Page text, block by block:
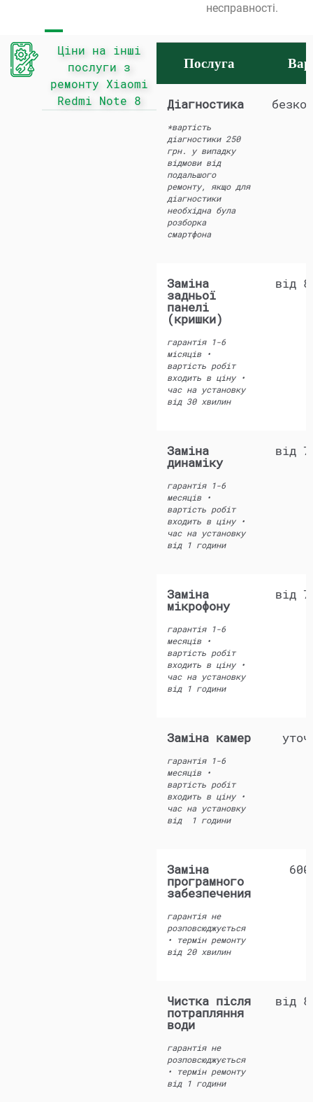
несправності.
Ціни на інші
послуги з
ремонту Xiaomi
Redmi Note 8
Послуга
Діагностика
*вартість
діагностики 250
грн. у випадку
відмови від
подальшого
ремонту, якщо для
діагностики
необхідна була
розборка
смартфона
Заміна
задньої
панелі
(кришки)
гарантія 1-6
місяців •
вартість робіт
входить в ціну •
час на установку
від 30 хвилин
від
Заміна
динаміку
гарантія 1-6
месяців •
вартість робіт
входить в ціну •
час на установку
від 1 години
від
Заміна
мікрофону
гарантія 1-6
месяців •
вартість робіт
входить в ціну •
час на установку
від 1 години
від
Заміна камер
гарантія 1-6
месяців •
вартість робіт
входить в ціну •
час на установку
від 1 години
Заміна
програмного
забезпечения
гарантія не
розповсюджується
• термін ремонту
від 20 хвилин
Чистка після
потрапляння
води
гарантія не
розповсюджується
• термін ремонту
від 1 години
від